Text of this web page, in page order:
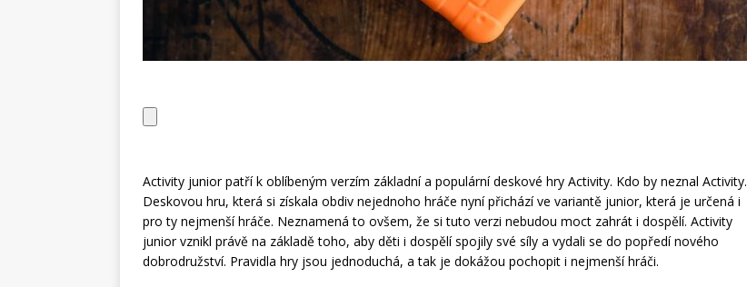
Activity junior patří k oblíbeným verzím základní a populární deskové hry Activity. Kdo by neznal Activity.
Deskovou hru, která si získala obdiv nejednoho hráče nyní přichází ve variantě junior, která je určená i
pro ty nejmenší hráče. Neznamená to ovšem, že si tuto verzi nebudou moct zahrát i dospělí. Activity
junior vznikl právě na základě toho, aby děti i dospělí spojily své síly a vydali se do popředí nového
dobrodružství. Pravidla hry jsou jednoduchá, a tak je dokážou pochopit i nejmenší hráči.